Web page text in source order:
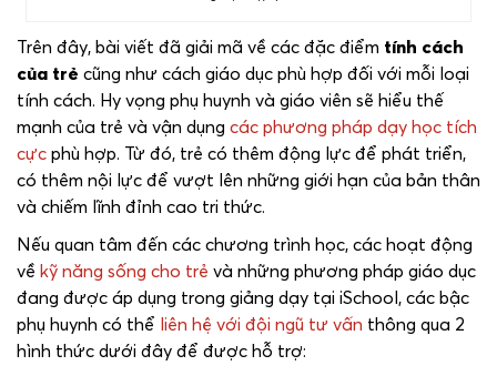
Trên đây, bài viết đã giải mã về các đặc điểm tính cách
của trẻ cũng như cách giáo dục phù hợp đối với mỗi loại
tính cách. Hy vọng phụ huynh và giáo viên sẽ hiểu thế
mạnh của trẻ và vận dụng các phương pháp dạy học tích
cực phù hợp. Từ đó, trẻ có thêm động lực để phát triển,
có thêm nội lực để vượt lên những giới hạn của bản thân
và chiếm lĩnh đỉnh cao tri thức.
Nếu quan tâm đến các chương trình học, các hoạt động
về kỹ năng sống cho trẻ và những phương pháp giáo dục
đang được áp dụng trong giảng dạy tại iSchool, các bậc
phụ huynh có thể liên hệ với đội ngũ tư vấn thông qua 2
hình thức dưới đây để được hỗ trợ: